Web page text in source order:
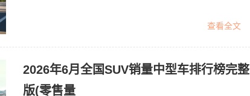
查看全文
2026年6月全国SUV销量中型车排行榜完整
版(零售量